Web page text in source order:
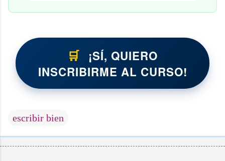
🛒
¡SÍ, QUIERO
INSCRIBIRME AL CURSO!
escribir bien